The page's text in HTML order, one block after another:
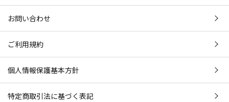
お問い合わせ
ご利用規約
個人情報保護基本方針
特定商取引法に基づく表記